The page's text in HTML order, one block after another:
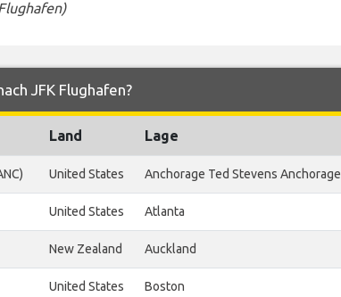
JFK Flughafen?
Land Lage
United States Anchorage Ted Stevens Anchorage
United States Atlanta
New Zealand Auckland
United States Boston